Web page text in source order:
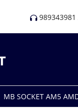
MB SOCKET AM5